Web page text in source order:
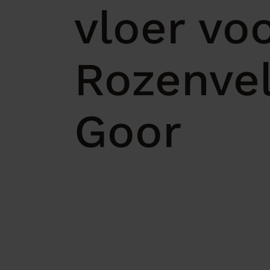
vloer
Goor